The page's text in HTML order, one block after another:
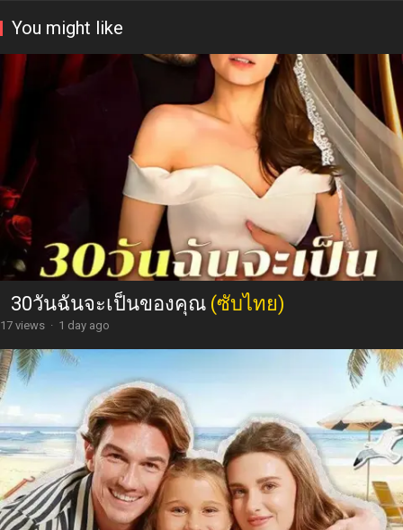
You might like
30วันฉันจะเป็นของคุณ (ซับไทย)
17 views · 1 day ago